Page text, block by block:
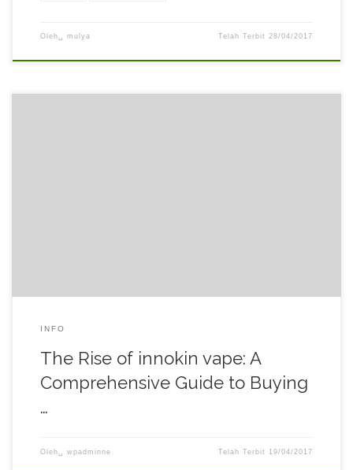
Oleh␣ mulya Telah Terbit28/04/2017
INFO
The Rise of innokin vape: A
Comprehensive Guide to Buying
…
Oleh␣ wpadminne Telah Terbit 19/04/2017